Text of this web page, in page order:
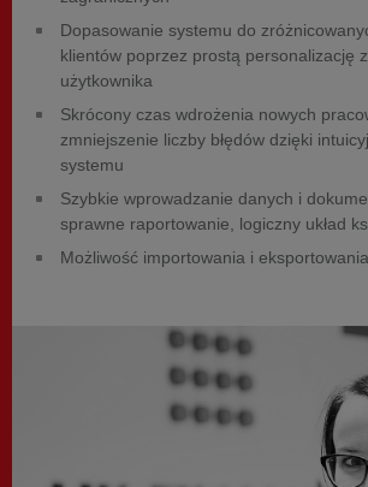
Dopasowanie systemu do
klientów poprzez prostą personalizację
użytkownika
Skrócony czas wdrożenia nowych
zmniejszenie liczby błędów dzięki
systemu
Szybkie wprowadzanie danych i
sprawne raportowanie, logiczny układ
Możliwość importowania i